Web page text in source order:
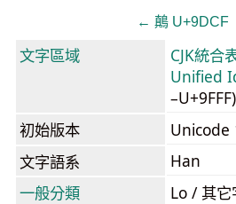
← 鷏 U+9DCF
文字區域
CJK統合
Unified
–U+9FFF)
初始版本
Unicode
文字語系
Han
一般分類
Lo / 其